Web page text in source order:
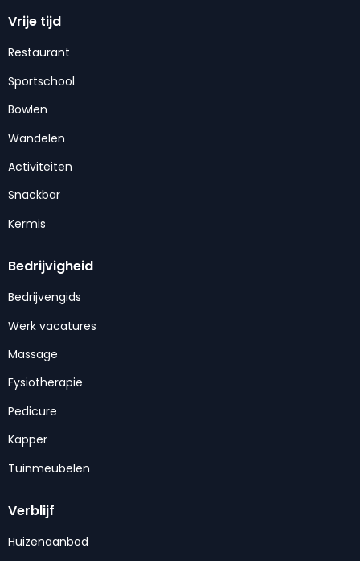
Vrije tijd
Restaurant
Sportschool
Bowlen
Wandelen
Activiteiten
Snackbar
Kermis
Bedrijvigheid
Bedrijvengids
Werk vacatures
Massage
Fysiotherapie
Pedicure
Kapper
Tuinmeubelen
Verblijf
Huizenaanbod